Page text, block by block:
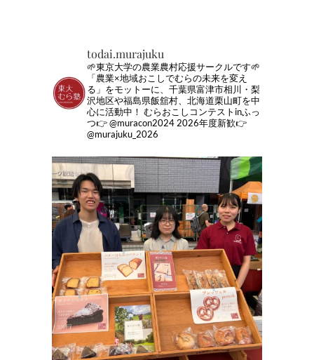
todai.murajuku
🌱東京大学の農業農村応援サークルです🌱
「農業×地域おこしでむらの未来を変え
る」をモットーに、千葉県富津市相川・梨
沢地区や福島県飯舘村、北海道栗山町を中
心に活動中！ むらおこしコンテストinふっ
つ👉 @muracon2024 2026年度新歓👉
@murajuku_2026